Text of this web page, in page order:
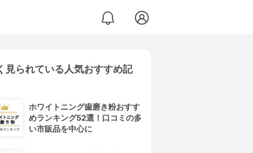
見られている人気おすすめ記
ホワイトニング歯磨き粉おすす
めランキング52選！口コミの多
い市販品を中心に